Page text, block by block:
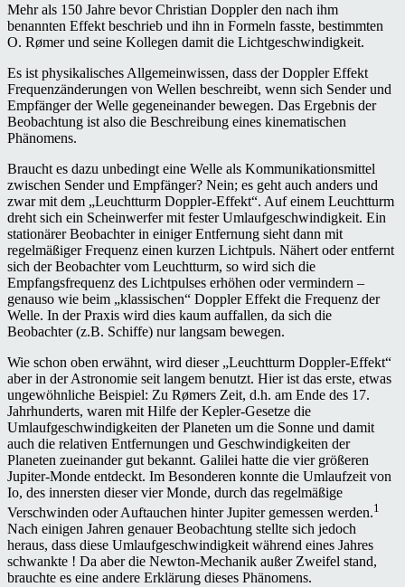
Mehr als 150 Jahre bevor Christian Doppler den nach ihm
benannten Effekt beschrieb und ihn in Formeln fasste, bestimmten
O. Rømer und seine Kollegen damit die Lichtgeschwindigkeit.
Es ist physikalisches Allgemeinwissen, dass der Doppler Effekt
Frequenzänderungen von Wellen beschreibt, wenn sich Sender und
Empfänger der Welle gegeneinander bewegen. Das Ergebnis der
Beobachtung ist also die Beschreibung eines kinematischen
Phänomens.
Braucht es dazu unbedingt eine Welle als Kommunikationsmittel
zwischen Sender und Empfänger? Nein; es geht auch anders und
zwar mit dem „Leuchtturm Doppler-Effekt“. Auf einem Leuchtturm
dreht sich ein Scheinwerfer mit fester Umlaufgeschwindigkeit. Ein
stationärer Beobachter in einiger Entfernung sieht dann mit
regelmäßiger Frequenz einen kurzen Lichtpuls. Nähert oder entfernt
sich der Beobachter vom Leuchtturm, so wird sich die
Empfangsfrequenz des Lichtpulses erhöhen oder vermindern –
genauso wie beim „klassischen“ Doppler Effekt die Frequenz der
Welle. In der Praxis wird dies kaum auffallen, da sich die
Beobachter (z.B. Schiffe) nur langsam bewegen.
Wie schon oben erwähnt, wird dieser „Leuchtturm Doppler-Effekt“
aber in der Astronomie seit langem benutzt. Hier ist das erste, etwas
ungewöhnliche Beispiel: Zu Rømers Zeit, d.h. am Ende des 17.
Jahrhunderts, waren mit Hilfe der Kepler-Gesetze die
Umlaufgeschwindigkeiten der Planeten um die Sonne und damit
auch die relativen Entfernungen und Geschwindigkeiten der
Planeten zueinander gut bekannt. Galilei hatte die vier größeren
Jupiter-Monde entdeckt. Im Besonderen konnte die Umlaufzeit von
Io, des innersten dieser vier Monde, durch das regelmäßige
Verschwinden oder Auftauchen hinter Jupiter gemessen werden.1
Nach einigen Jahren genauer Beobachtung stellte sich jedoch
heraus, dass diese Umlaufgeschwindigkeit während eines Jahres
schwankte ! Da aber die Newton-Mechanik außer Zweifel stand,
brauchte es eine andere Erklärung dieses Phänomens.